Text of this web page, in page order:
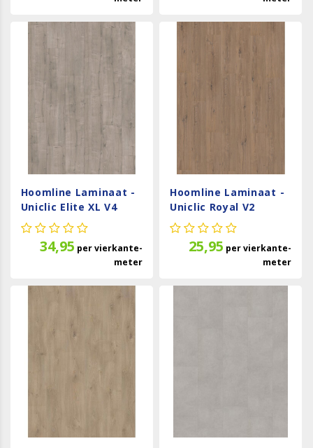
Hoomline Laminaat -
Uniclic Elite XL V4
IJssel 60017
34,95 pervierkante-
meter
Hoomline Laminaat -
Uniclic Royal V2
Toscane Eik 329022
25,95 pervierkante-
meter